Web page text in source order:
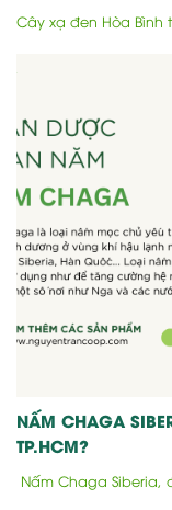
Cây xạ đen Hòa
NẤM CHAGA
TP.HCM?
Nấm Chaga Siberia,